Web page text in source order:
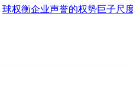
球权衡企业声誉的权势巨子尺